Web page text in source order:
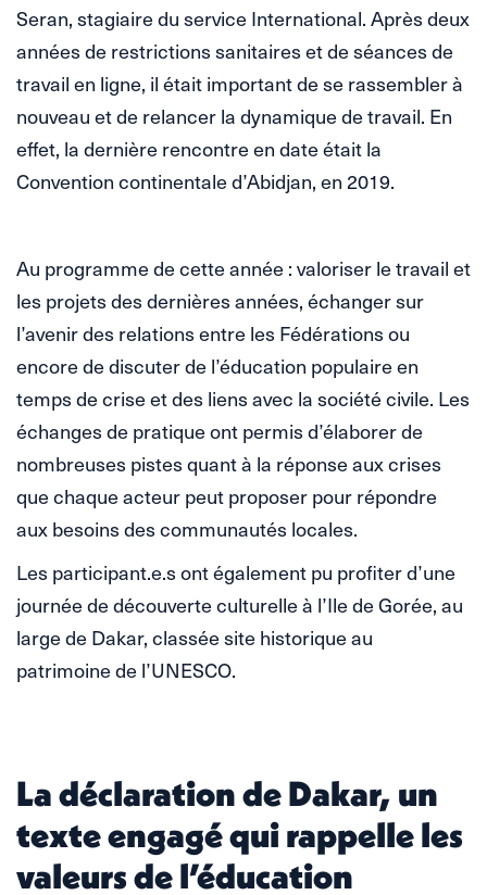
Seran, stagiaire du service International. Après deux
années de restrictions sanitaires et de séances de
travail en ligne, il était important de se rassembler à
nouveau et de relancer la dynamique de travail. En
effet, la dernière rencontre en date était la
Convention continentale d’Abidjan, en 2019.
Au programme de cette année : valoriser le travail et
les projets des dernières années, échanger sur
l’avenir des relations entre les Fédérations ou
encore de discuter de l’éducation populaire en
temps de crise et des liens avec la société civile. Les
échanges de pratique ont permis d’élaborer de
nombreuses pistes quant à la réponse aux crises
que chaque acteur peut proposer pour répondre
aux besoins des communautés locales.
Les participant.e.s ont également pu profiter d’une
journée de découverte culturelle à l’Ile de Gorée, au
large de Dakar, classée site historique au
patrimoine de l’UNESCO.
La déclaration de Dakar, un
texte engagé qui rappelle les
valeurs de l’éducation